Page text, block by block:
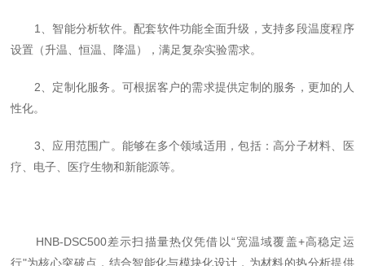
1、智能分析软件。配套软件功能全面升级，支持多段温度程序
设置（升温、恒温、降温），满足复杂实验需求。
2、定制化服务。可根据客户的需求提供定制的服务，更加的人
性化。
3、应用范围广。能够在多个领域适用，包括：高分子材料、医
疗、电子、医疗生物和新能源等。
HNB-DSC500差示扫描量热仪凭借以“宽温域覆盖+高稳定运
行"为核心突破点，结合智能化与模块化设计，为材料的热分析提供